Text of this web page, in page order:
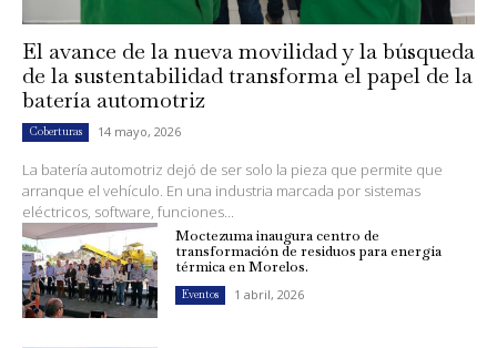
El avance de la nueva movilidad y la búsqueda
de la sustentabilidad transforma el papel de la
batería automotriz
Coberturas 14 mayo, 2026
La batería automotriz dejó de ser solo la pieza que permite que
arranque el vehículo. En una industria marcada por sistemas
eléctricos, software, funciones...
Moctezuma inaugura centro de
transformación de residuos para energía
térmica en Morelos.
Eventos 1 abril, 2026